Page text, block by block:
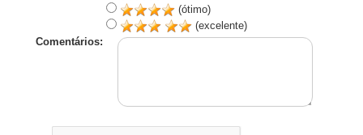
(ótimo)
(excelente)
Comentários: